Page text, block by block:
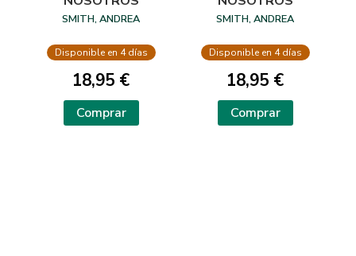
SMITH, ANDREA
Disponible en 4 días
18,95 €
Comprar
SMITH, ANDREA
Disponible en 4 días
18,95 €
Comprar